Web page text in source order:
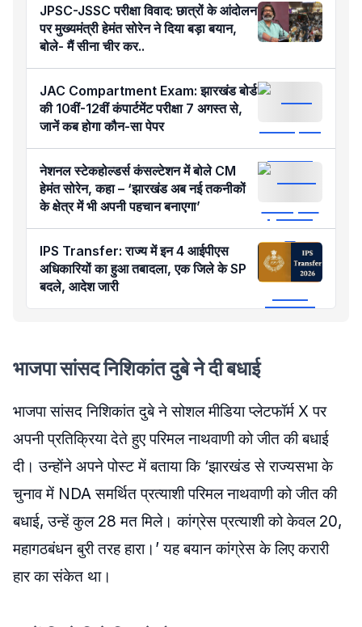
JPSC-JSSC परीक्षा विवाद: छात्रों के आंदोलन
पर मुख्यमंत्री हेमंत सोरेन ने दिया बड़ा बयान,
बोले- मैं सीना चीर कर..
JAC Compartment Exam: झारखंड बोर्ड
की 10वीं-12वीं कंपार्टमेंट परीक्षा 7 अगस्त से,
जानें कब होगा कौन-सा पेपर
नेशनल स्टेकहोल्डर्स कंसल्टेशन में बोले CM
हेमंत सोरेन, कहा – ‘झारखंड अब नई तकनीकों
के क्षेत्र में भी अपनी पहचान बनाएगा’
IPS Transfer: राज्य में इन 4 आईपीएस
अधिकारियों का हुआ तबादला, एक जिले के SP
बदले, आदेश जारी
भाजपा सांसद निशिकांत दुबे ने दी बधाई
भाजपा सांसद निशिकांत दुबे ने सोशल मीडिया प्लेटफॉर्म X पर
अपनी प्रतिक्रिया देते हुए परिमल नाथवाणी को जीत की बधाई
दी। उन्होंने अपने पोस्ट में बताया कि ‘झारखंड से राज्यसभा के
चुनाव में NDA समर्थित प्रत्याशी परिमल नाथवाणी को जीत की
बधाई, उन्हें कुल 28 मत मिले। कांग्रेस प्रत्याशी को केवल 20,
महागठबंधन बुरी तरह हारा।’ यह बयान कांग्रेस के लिए करारी
हार का संकेत था।